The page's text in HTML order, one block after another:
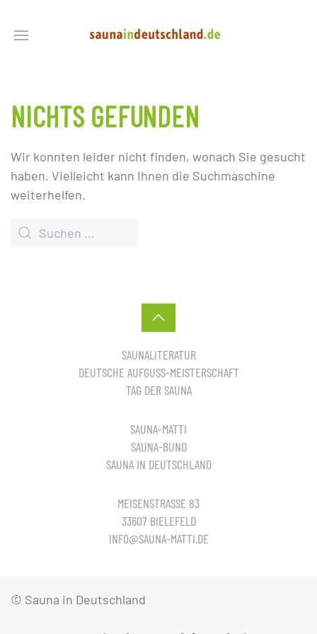
NICHTS GEFUNDEN
Wir konnten leider nicht finden, wonach Sie gesucht
haben. Vielleicht kann Ihnen die Suchmaschine
weiterhelfen.
SAUNALITERATUR
DEUTSCHE AUFGUSS-MEISTERSCHAFT
TAG DER SAUNA
SAUNA-MATTI
SAUNA-BUND
SAUNA IN DEUTSCHLAND
MEISENSTRASSE 83
33607 BIELEFELD
INFO@SAUNA-MATTI.DE
© Sauna in Deutschland